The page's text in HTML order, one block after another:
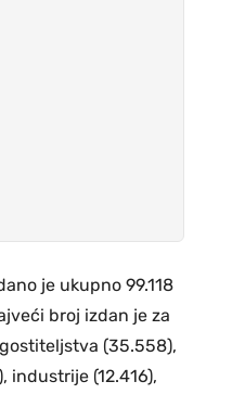
je ukupno 99.118
broj izdan je za
(35.558),
industrije (12.416),